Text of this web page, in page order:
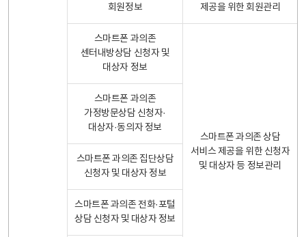
회원정보
제공을 위한 회원관리
스마트폰 과의존
센터내방상담 신청자 및
대상자 정보
스마트폰 과의존 상담
서비스 제공을 위한 신청자
및 대상자 등 정보관리
스마트폰 과의존
가정방문상담 신청자·
대상자·동의자 정보
스마트폰 과의존 집단상담
신청자 및 대상자 정보
스마트폰 과의존 전화·포털
상담 신청자 및 대상자 정보